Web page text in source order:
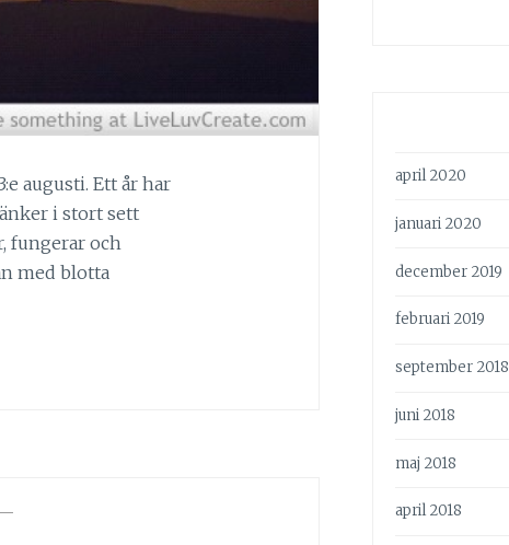
augusti. Ett år har
i stort sett
fungerar och
med blotta
april 2020
januari 2020
december 2019
februari 2019
september 2018
juni 2018
maj 2018
april 2018